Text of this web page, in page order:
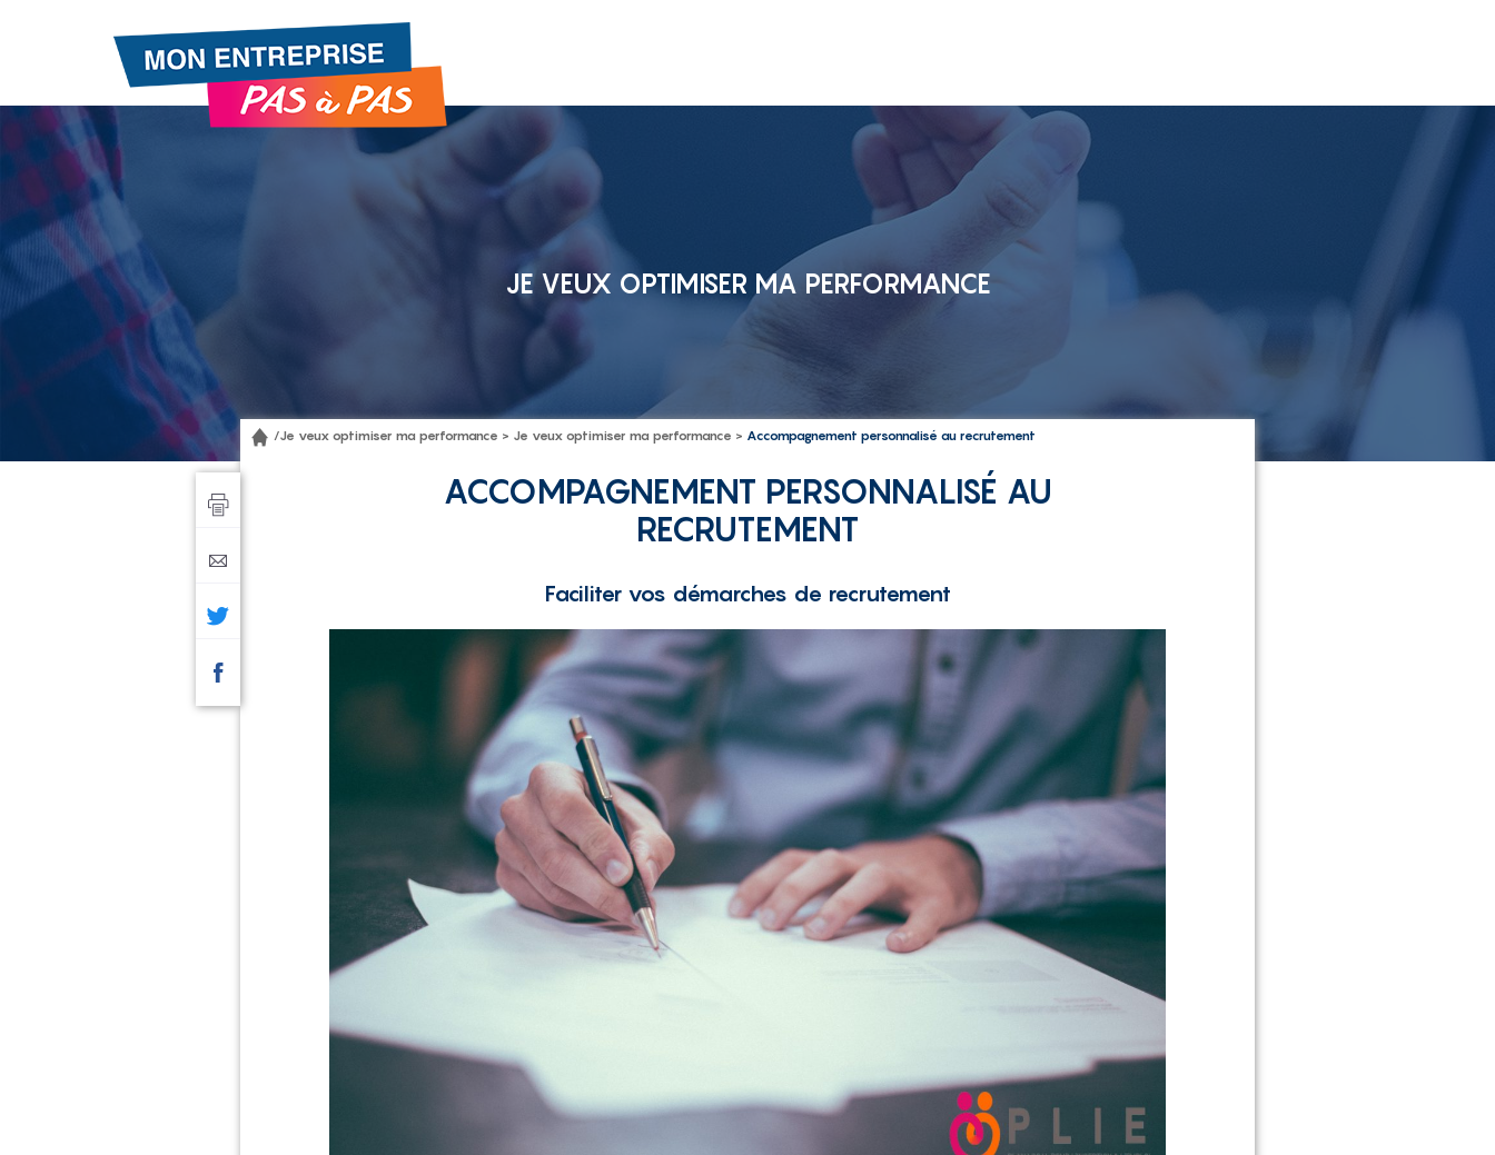
JE VEUX OPTIMISER MA PERFORMANCE
/Je veux optimiser ma performance > Je veux optimiser ma performance > Accompagnement personnalisé au recrutement
ACCOMPAGNEMENT PERSONNALISÉ AU
RECRUTEMENT
Faciliter vos démarches de recrutement